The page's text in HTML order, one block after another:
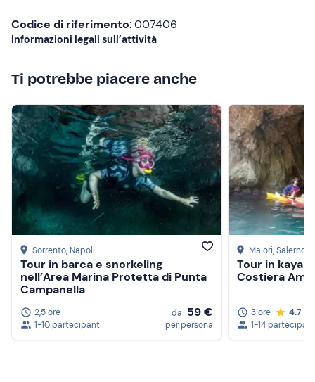
Codice di riferimento: 007406
Informazioni legali sull’attività
Ti potrebbe piacere anche
Sorrento, Napoli
Tour in barca e snorkeling
nell’Area Marina Protetta di Punta
Campanella
2,5 ore
1-10 partecipanti
da 59 €
per persona
Maiori, Salerno
Tour in kayak
Costiera
3 ore
4.7
1-14